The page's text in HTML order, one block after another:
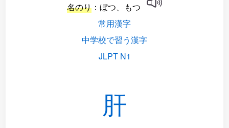
名のり ：ぼつ、もつ
常用漢字
中学校で習う漢字
JLPT N1
肝